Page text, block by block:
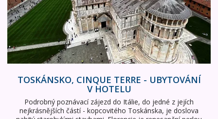
TOSKÁNSKO, CINQUE TERRE - UBYTOVÁNÍ
V HOTELU
Podrobný poznávací zájezd do Itálie, do jedné z jejích
nejkrásnějších částí - kopcovitého Toskánska, je doslova